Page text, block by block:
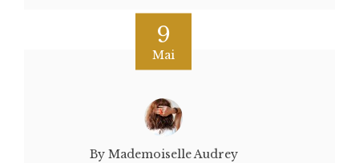
9
Mai
By Mademoiselle Audrey